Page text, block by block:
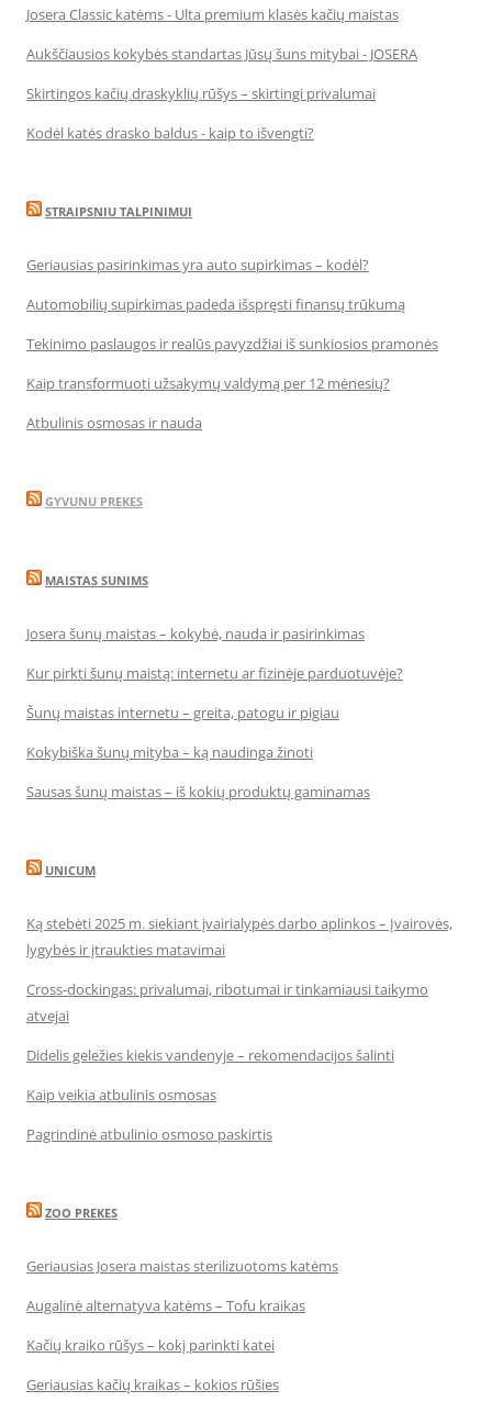
Josera Classic katėms - Ulta premium klasės kačių maistas
Aukščiausios kokybės standartas Jūsų šuns mitybai - JOSERA
Skirtingos kačių draskyklių rūšys – skirtingi privalumai
Kodėl katės drasko baldus - kaip to išvengti?
STRAIPSNIU TALPINIMUI
Geriausias pasirinkimas yra auto supirkimas – kodėl?
Automobilių supirkimas padeda išspręsti finansų trūkumą
Tekinimo paslaugos ir realūs pavyzdžiai iš sunkiosios pramonės
Kaip transformuoti užsakymų valdymą per 12 mėnesių?
Atbulinis osmosas ir nauda
GYVUNU PREKES
MAISTAS SUNIMS
Josera šunų maistas – kokybė, nauda ir pasirinkimas
Kur pirkti šunų maistą: internetu ar fizinėje parduotuvėje?
Šunų maistas internetu – greita, patogu ir pigiau
Kokybiška šunų mityba – ką naudinga žinoti
Sausas šunų maistas – iš kokių produktų gaminamas
UNICUM
Ką stebėti 2025 m. siekiant įvairialypės darbo aplinkos – Įvairovės,
lygybės ir įtraukties matavimai
Cross-dockingas: privalumai, ribotumai ir tinkamiausi taikymo
atvejai
Didelis geležies kiekis vandenyje – rekomendacijos šalinti
Kaip veikia atbulinis osmosas
Pagrindinė atbulinio osmoso paskirtis
ZOO PREKES
Geriausias Josera maistas sterilizuotoms katėms
Augalinė alternatyva katėms – Tofu kraikas
Kačių kraiko rūšys – kokį parinkti katei
Geriausias kačių kraikas – kokios rūšies